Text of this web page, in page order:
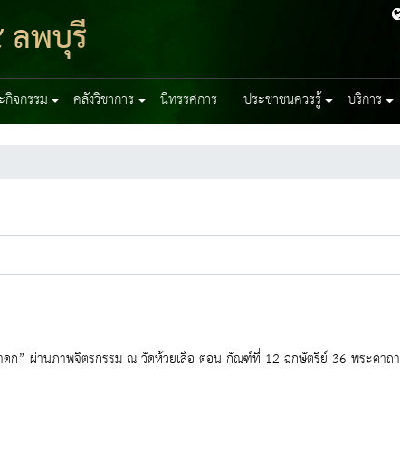
ลพบุรี
จกรรม คลังวิชาการ นิทรรศการ ประชาชนควรรู้ บริการ
ก” ผ่านภาพจิตรกรรม ณ วัดห้วยเสือ ตอน กัณฑ์ที่ 12 ฉกษัตริย์ 36 พระคาถา